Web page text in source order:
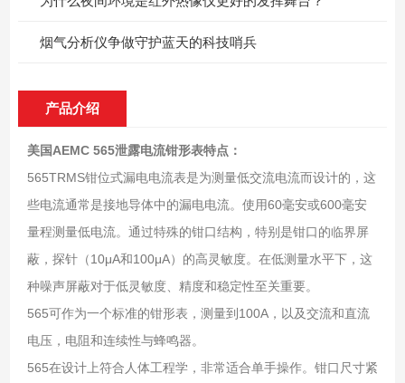
烟气分析仪争做守护蓝天的科技哨兵
产品介绍
美国AEMC 565泄露电流钳形表特点：
565TRMS钳位式漏电电流表是为测量低交流电流而设计的，这
些电流通常是接地导体中的漏电电流。使用60毫安或600毫安
量程测量低电流。通过特殊的钳口结构，特别是钳口的临界屏
蔽，探针（10μA和100μA）的高灵敏度。在低测量水平下，这
种噪声屏蔽对于低灵敏度、精度和稳定性至关重要。
565可作为一个标准的钳形表，测量到100A，以及交流和直流
电压，电阻和连续性与蜂鸣器。
565在设计上符合人体工程学，非常适合单手操作。钳口尺寸紧